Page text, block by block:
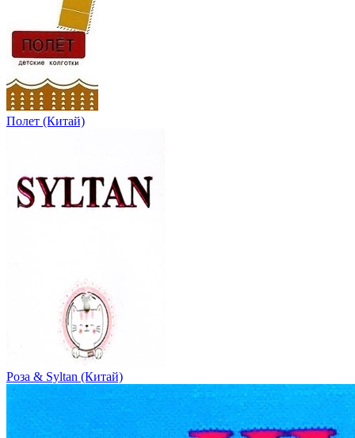
Полет (Китай)
Роза & Syltan (Китай)